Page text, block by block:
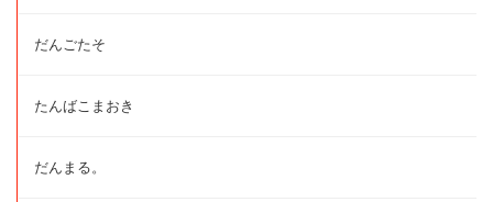
だんごたそ
たんばこまおき
だんまる。